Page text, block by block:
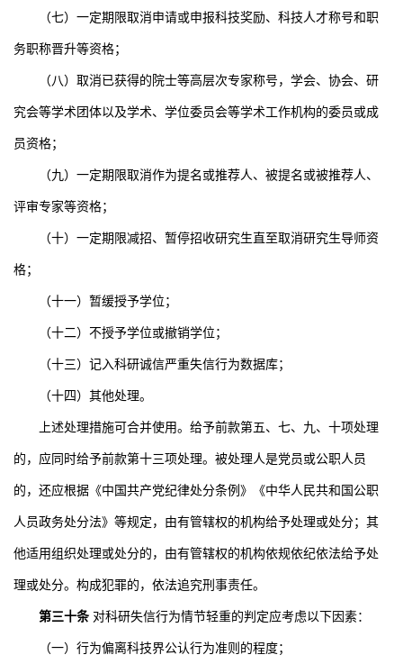
（七）一定期限取消申请或申报科技奖励、科技人才称号和职
务职称晋升等资格；
（八）取消已获得的院士等高层次专家称号，学会、协会、研
究会等学术团体以及学术、学位委员会等学术工作机构的委员或成
员资格；
（九）一定期限取消作为提名或推荐人、被提名或被推荐人、
评审专家等资格；
（十）一定期限减招、暂停招收研究生直至取消研究生导师资
格；
（十一）暂缓授予学位；
（十二）不授予学位或撤销学位；
（十三）记入科研诚信严重失信行为数据库；
（十四）其他处理。
上述处理措施可合并使用。给予前款第五、七、九、十项处理
的，应同时给予前款第十三项处理。被处理人是党员或公职人员
的，还应根据《中国共产党纪律处分条例》《中华人民共和国公职
人员政务处分法》等规定，由有管辖权的机构给予处理或处分；其
他适用组织处理或处分的，由有管辖权的机构依规依纪依法给予处
理或处分。构成犯罪的，依法追究刑事责任。
第三十条 对科研失信行为情节轻重的判定应考虑以下因素：
（一）行为偏离科技界公认行为准则的程度；